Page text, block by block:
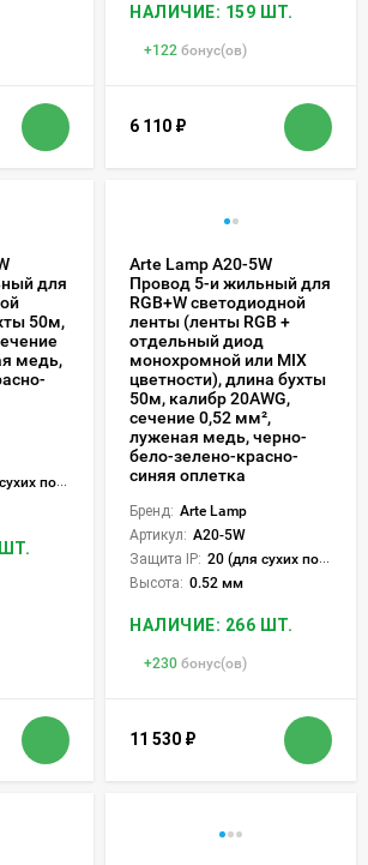
НАЛИЧИЕ: 159 ШТ.
+122 бонус(ов)
6 110 ₽
для
50м,
медь,
пом.)
Arte Lamp A20-5W
Провод 5-и жильный для
RGB+W светодиодной
ленты (ленты RGB +
отдельный диод
монохромной или MIX
цветности), длина бухты
50м, калибр 20AWG,
сечение 0,52 мм²,
луженая медь, черно-
бело-зелено-красно-
синяя оплетка
Бренд: Arte Lamp
Артикул: A20-5W
Защита IP: 20 (для сухих пом.)
Высота: 0.52 мм
НАЛИЧИЕ: 266 ШТ.
+230 бонус(ов)
11 530 ₽